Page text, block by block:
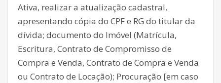
Ativa, realizar a atualização cadastral,
apresentando cópia do CPF e RG do titular da
dívida; documento do Imóvel (Matrícula,
Escritura, Contrato de Compromisso de
Compra e Venda, Contrato de Compra e Venda
ou Contrato de Locação); Procuração [em caso